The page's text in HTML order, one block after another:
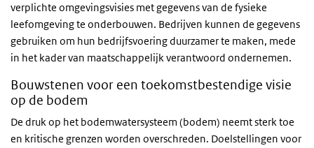
verplichte omgevingsvisies met gegevens van de fysieke
leefomgeving te onderbouwen. Bedrijven kunnen de gegevens
gebruiken om hun bedrijfsvoering duurzamer te maken, mede
in het kader van maatschappelijk verantwoord ondernemen.
Bouwstenen voor een toekomstbestendige visie
op de bodem
De druk op het bodemwatersysteem (bodem) neemt sterk toe
en kritische grenzen worden overschreden. Doelstellingen voor